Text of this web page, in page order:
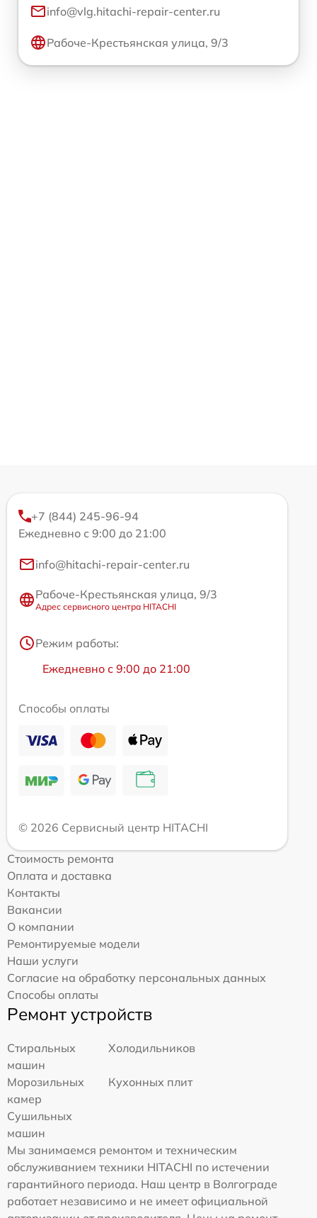
info@vlg.hitachi-repair-center.ru
Рабоче-Крестьянская улица, 9/3
+7 (844) 245-96-94
Ежедневно с 9:00 до 21:00
info@hitachi-repair-center.ru
Рабоче-Крестьянская улица, 9/3
Адрес сервисного центра HITACHI
Режим работы:
Ежедневно с 9:00 до 21:00
Способы оплаты
© 2026 Сервисный центр HITACHI
Стоимость ремонта
Оплата и доставка
Контакты
Вакансии
О компании
Ремонтируемые модели
Наши услуги
Согласие на обработку персональных данных
Способы оплаты
Ремонт устройств
Стиральных
машин
Холодильников
Морозильных
камер
Кухонных плит
Сушильных
машин
Мы занимаемся ремонтом и техническим
обслуживанием техники HITACHI по истечении
гарантийного периода. Наш центр в Волгограде
работает независимо и не имеет официальной